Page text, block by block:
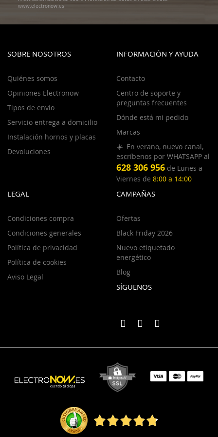
www.electronow.es
SOBRE NOSOTROS
Quiénes somos
Opiniones Electronow
Tipos de envio
Servicio entrega a domicilio
Instalación hornos y placas
Devoluciones
INFORMACIÓN Y AYUDA
Contacto
Centro de soporte y
preguntas frecuentes
Dónde está mi pedido
Marcas
☀️ En verano, nuevo canal,
escríbenos por WHATSAPP al
628 306 956 de Lunes a
Viernes de 8:00 a 14:00
LEGAL
Condiciones compra
Condiciones generales
Política de privacidad
Política de cookies
Aviso Legal
CAMPAÑAS
Ofertas
Black Friday 2026
Nuevo etiquetado
energético
Blog
SÍGUENOS